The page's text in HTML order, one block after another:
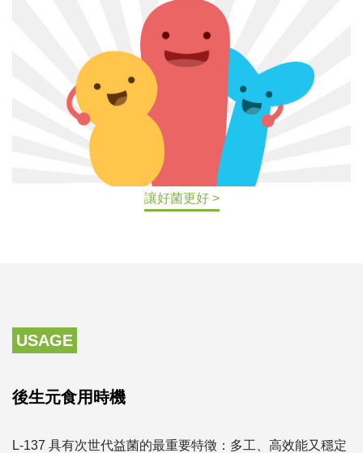
讓好菌更好 >
USAGE
後生元食用時機
L-137 具有次世代益菌的最重要特徵：多工、高效能又穩定